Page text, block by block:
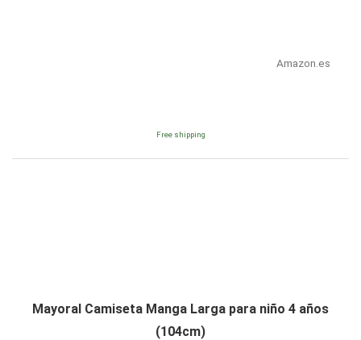
Amazon.es
Free shipping
Mayoral Camiseta Manga Larga para niño 4 años
(104cm)